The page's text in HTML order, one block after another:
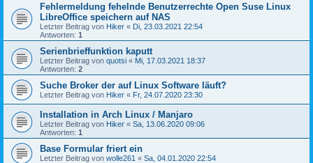
Fehlermeldung fehelnde Benutzerrechte Open Suse Linux
LibreOffice speichern auf NAS
Letzter Beitrag von Hiker « Di, 23.03.2021 22:54
Antworten: 1
Serienbrieffunktion kaputt
Letzter Beitrag von quotsi « Mi, 17.03.2021 18:37
Antworten: 2
Suche Broker der auf Linux Software läuft?
Letzter Beitrag von Hiker « Fr, 24.07.2020 23:30
Installation in Arch Linux / Manjaro
Letzter Beitrag von Hiker « Sa, 13.06.2020 09:06
Antworten: 1
Base Formular friert ein
Letzter Beitrag von wolle261 « Sa, 04.01.2020 22:54